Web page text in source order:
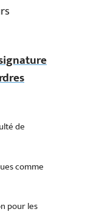
de
comme
pour les